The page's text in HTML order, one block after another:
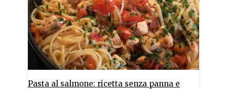
Pasta al salmone: ricetta senza panna e